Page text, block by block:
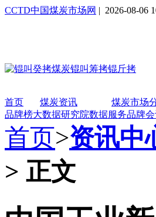
CCTD中国煤炭市场网 | 2026-08-06
首页 煤炭资讯 煤炭市场
品牌榜大数据研究院数据服务品牌
首页>资讯中
> 正文